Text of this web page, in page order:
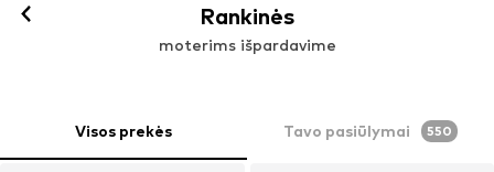
Rankinės
moterims išpardavime
Visos prekės Tavo pasiūlymai 550